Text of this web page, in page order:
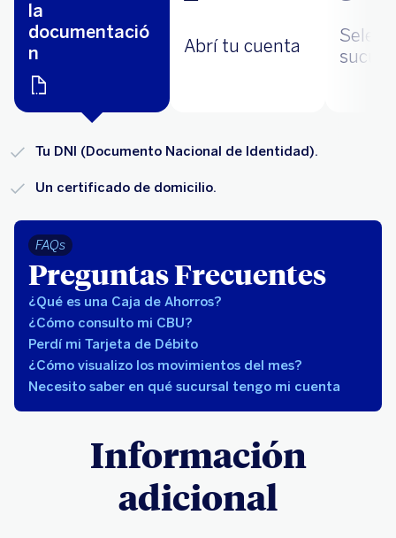
la
documentació
n
Abrí tu cuenta
Tu DNI (Documento Nacional de Identidad).
Un certificado de domicilio.
FAQs
Preguntas Frecuentes
¿Qué es una Caja de Ahorros?
¿Cómo consulto mi CBU?
Perdí mi Tarjeta de Débito
¿Cómo visualizo los movimientos del mes?
Necesito saber en qué sucursal tengo mi cuenta
Información
adicional